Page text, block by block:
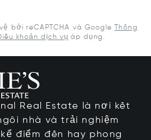
bởi reCAPTCHA và Google
Thông
khoản dịch vụ áp dụng.
Real Estate là nơi kết
nhà và trải nghiệm
điểm đến hay phong